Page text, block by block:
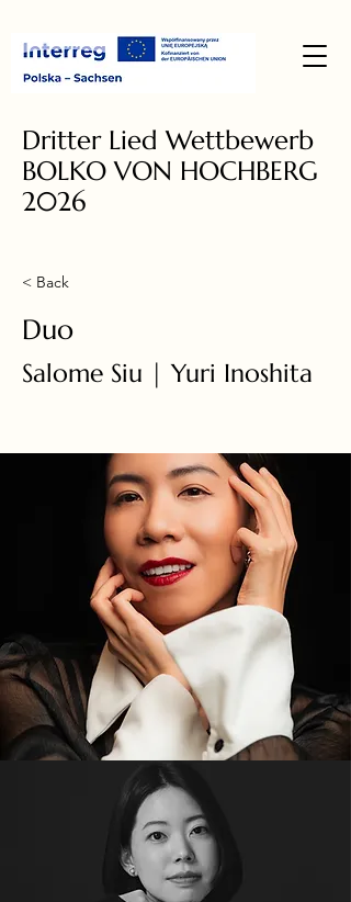
Dritter Lied Wettbewerb
BOLKO VON HOCHBERG
2026
< Back
Duo
Salome Siu | Yuri Inoshita